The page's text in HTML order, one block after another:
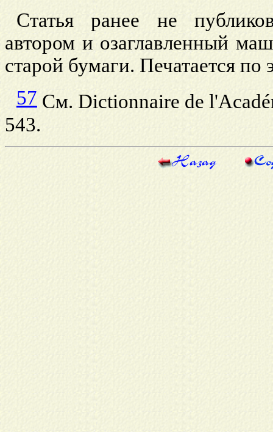
Статья ранее не
автором и озаглавленный
старой бумаги. Печатается
57См. Dictionnaire de
543.